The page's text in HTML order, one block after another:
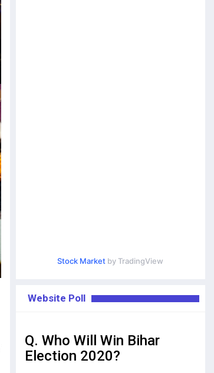
Stock Market by TradingView
Website Poll
Q. Who Will Win Bihar
Election 2020?